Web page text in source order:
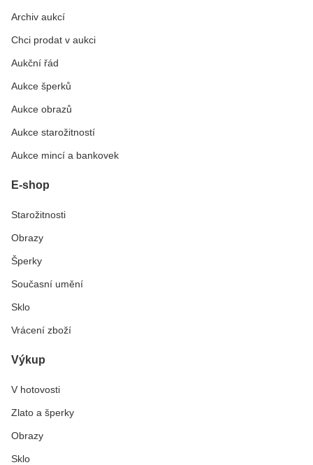
Archiv aukcí
Chci prodat v aukci
Aukční řád
Aukce šperků
Aukce obrazů
Aukce starožitností
Aukce mincí a bankovek
E-shop
Starožitnosti
Obrazy
Šperky
Současní umění
Sklo
Vrácení zboží
Výkup
V hotovosti
Zlato a šperky
Obrazy
Sklo